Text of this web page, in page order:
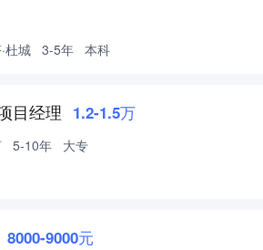
杜城 3-5年 本科
目经理 1.2-1.5万
5-10年 大专
8000-9000元